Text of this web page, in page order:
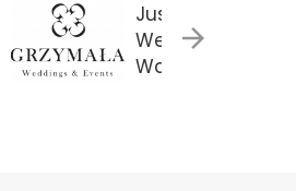
Justyna
Weddings &
Warszawa